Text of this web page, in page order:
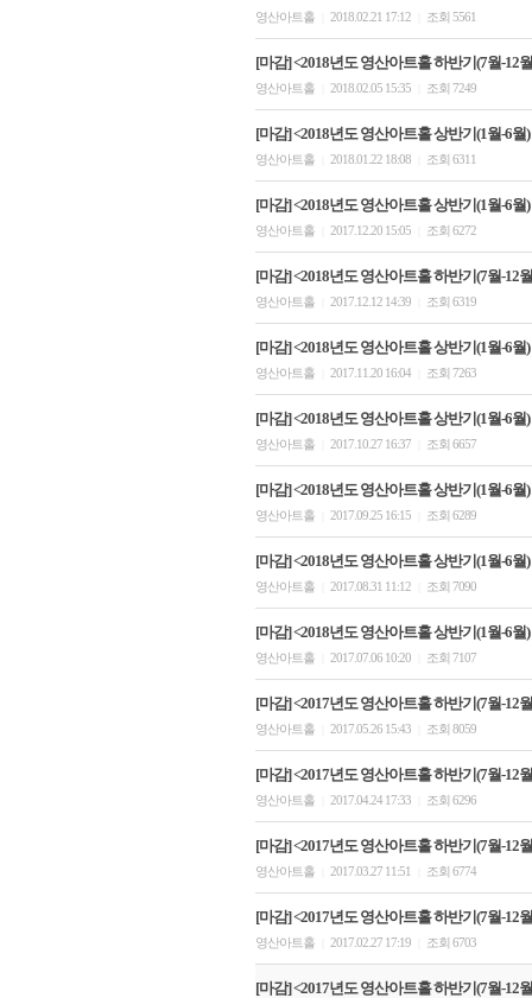
영산아트홀 2018.02.21 17:12 조회 5561
[마감] <2018년도 영산아트홀 하반기(7월-12
영산아트홀 2018.02.05 15:35 조회 7249
[마감] <2018년도 영산아트홀 상반기(1월-6월
영산아트홀 2018.01.22 18:08 조회 6311
[마감] <2018년도 영산아트홀 상반기(1월-6월
영산아트홀 2017.12.20 15:05 조회 6272
[마감] <2018년도 영산아트홀 하반기(7월-12
영산아트홀 2017.12.12 14:39 조회 6319
[마감] <2018년도 영산아트홀 상반기(1월-6월
영산아트홀 2017.11.20 16:04 조회 7263
[마감] <2018년도 영산아트홀 상반기(1월-6월
영산아트홀 2017.10.27 16:37 조회 6657
[마감] <2018년도 영산아트홀 상반기(1월-6월
영산아트홀 2017.09.25 16:15 조회 6289
[마감] <2018년도 영산아트홀 상반기(1월-6월
영산아트홀 2017.08.31 11:12 조회 7090
[마감] <2018년도 영산아트홀 상반기(1월-6월
영산아트홀 2017.07.06 10:20 조회 7107
[마감] <2017년도 영산아트홀 하반기(7월-12
영산아트홀 2017.05.26 15:43 조회 8059
[마감] <2017년도 영산아트홀 하반기(7월-12
영산아트홀 2017.04.24 17:33 조회 6296
[마감] <2017년도 영산아트홀 하반기(7월-12
영산아트홀 2017.03.27 11:51 조회 6774
[마감] <2017년도 영산아트홀 하반기(7월-12
영산아트홀 2017.02.27 17:19 조회 6703
[마감] <2017년도 영산아트홀 하반기(7월-12